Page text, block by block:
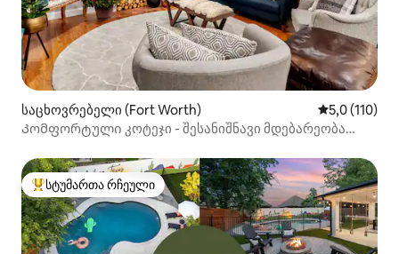
საცხოვრებელი (Fort Worth) საშუალო
5,0 (110)
Კომფორტული კოტეჯი - შესანიშნავი მდებარეობა
სტუმართა რჩეული მოწინავე ვარიანტი
სტუმართა რჩეული